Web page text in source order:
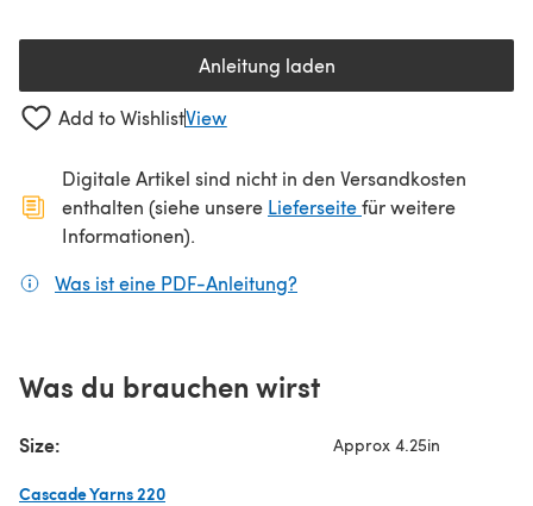
Anleitung laden(öffnet sich in einem neuen
Add to WishlistView
Digitale Artikel sind nicht in den Versandkosten
enthalten (siehe unsere Lieferseite(öffnet sich in
für weitere
Informationen).
Was ist eine PDF-Anleitung?
Was du brauchen wirst
Size: Approx 4.25in
Cascade Yarns 220